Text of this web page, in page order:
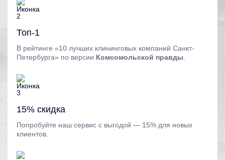
Топ-1
В рейтинге «10 лучших клининговых компаний Санкт-
Петербурга» по версии Комсомольской правды
15% скидка
Попробуйте наш сервис с выгодой — 15% для новых
клиентов.